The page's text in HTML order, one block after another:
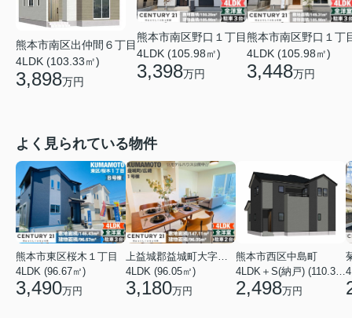
熊本市南区出仲間６丁目
4LDK (103.33㎡)
3,898万円
熊本市南区野口１丁目
4LDK (105.98㎡)
3,398万円
熊本市南区野口１丁
4LDK (105.98㎡)
3,448万円
よく見られている物件
熊本市東区桜木１丁目
4LDK (96.67㎡)
3,490万円
4LDK (96.05㎡)
3,180万円
熊本市西区中島町
2,498万円